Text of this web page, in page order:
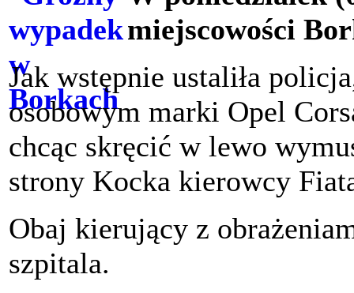
miejscowości
Jak wstępnie ustaliła
osobowym marki Opel
chcąc skręcić w lewo
strony Kocka kierowcy
Obaj kierujący z
szpitala.